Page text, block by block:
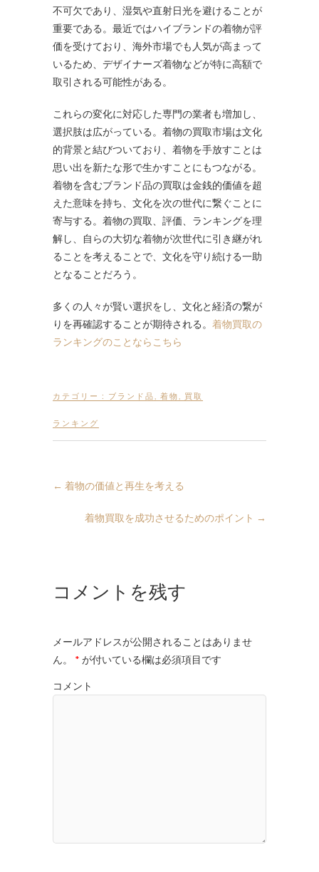
不可欠であり、湿気や直射日光を避けることが
重要である。最近ではハイブランドの着物が評
価を受けており、海外市場でも人気が高まって
いるため、デザイナーズ着物などが特に高額で
取引される可能性がある。
これらの変化に対応した専門の業者も増加し、
選択肢は広がっている。着物の買取市場は文化
的背景と結びついており、着物を手放すことは
思い出を新たな形で生かすことにもつながる。
着物を含むブランド品の買取は金銭的価値を超
えた意味を持ち、文化を次の世代に繋ぐことに
寄与する。着物の買取、評価、ランキングを理
解し、自らの大切な着物が次世代に引き継がれ
ることを考えることで、文化を守り続ける一助
となることだろう。
多くの人々が賢い選択をし、文化と経済の繋が
りを再確認することが期待される。 着物買取の
ランキングのことならこちら
カテゴリー : ブランド品 着物 買取
ランキング
← 着物の価値と再生を考える
着物買取を成功させるためのポイント →
コメントを残す
メールアドレスが公開されることはありませ
ん。
* が付いている欄は必須項目です
コメント